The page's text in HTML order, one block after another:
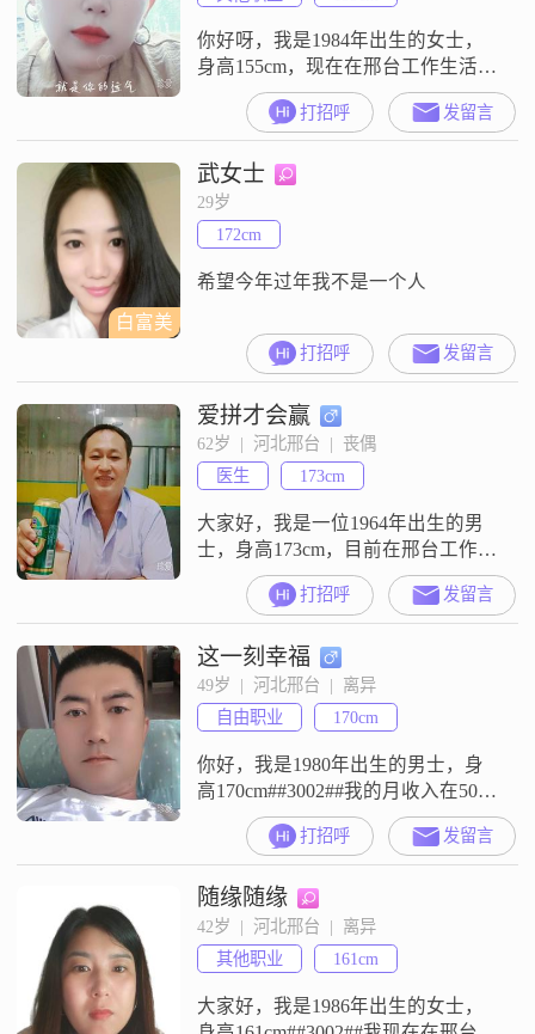
诚可靠，在交流中一贯保持真
你好呀，我是1984年出生的女士，
身高155cm，现在在邢台工作生活
##3002##我的月收入在5001到8000
元之间，学历是高中及以下
##3002##性格上我开朗爱笑，平时
比较独立自信，和人相处起来也随
和，大家都说我真诚可靠##3002##
对生活我比较看重家庭，觉得家庭
优先很重要，平时也会勤俭持家，
过日子比较实在#
打招呼 发留言
白富美
武女士
29岁
172cm
希望今年过年我不是一个人
打招呼 发留言
爱拼才会赢
62岁  |  河北邢台  |  丧偶
医生
173cm
大家好，我是一位1964年出生的男
士，身高173cm，目前在邢台工作。
我的月收入在5001到8000元之间，
虽然不是特别高，但也能保证基本
的生活需求。我学历是中专，在这
个社会可能不算特别高，但我一直
在努力提升自己。我觉得自己最大
的特点是责任感强，无论是对家庭
还是对工作，我都会尽自己最大的
努力去做好每一件事。我也是一个
真
打招呼 发留言
这一刻幸福
49岁  |  河北邢台  |  离异
自由职业
170cm
你好，我是1980年出生的男士，身
高170cm##3002##我的月收入在5001
到8000元之间##3002##我现在的工
作地在邢台##3002##我的学历是高
中及以下##3002##我是一个自信果
断的人，做事情的时候能够坚定自
己的想法，不犹豫##3002##我性格
乐观积极，面对生活里的各种情
况，都会往好的方向去想#
打招呼 发留言
随缘随缘
42岁  |  河北邢台  |  离异
其他职业
161cm
大家好，我是1986年出生的女士，